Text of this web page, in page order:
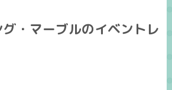
・マーブルのイベントレ